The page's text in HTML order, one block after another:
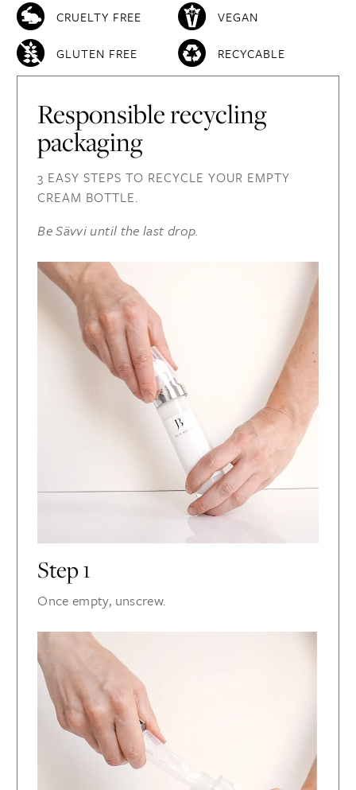
CRUELTY FREE VEGAN
GLUTEN FREE RECYCABLE
Responsible recycling
packaging
3 EASY STEPS TO RECYCLE YOUR EMPTY
CREAM BOTTLE.
Be Sävvi until the last drop.
Step 1
Once empty, unscrew.